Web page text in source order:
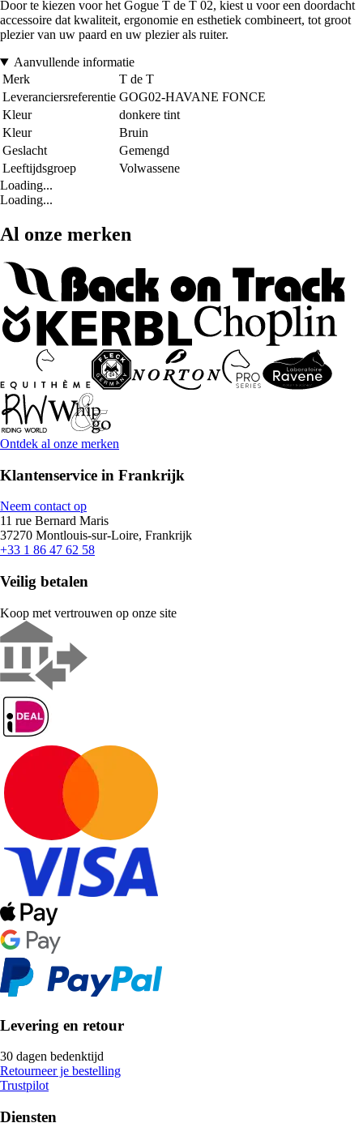
Door te kiezen voor het Gogue T de T 02, kiest u voor een doordacht
accessoire dat kwaliteit, ergonomie en esthetiek combineert, tot groot
plezier van uw paard en uw plezier als ruiter.
Aanvullende informatie
Merk
T de T
Leveranciersreferentie GOG02-HAVANE FONCE
Kleur
donkere tint
Kleur
Bruin
Geslacht
Gemengd
Leeftijdsgroep
Volwassene
Loading...
Loading...
Al onze merken
Ontdek al onze merken
Klantenservice in Frankrijk
Neem contact op
11 rue Bernard Maris
37270 Montlouis-sur-Loire, Frankrijk
+33 1 86 47 62 58
Veilig betalen
Koop met vertrouwen op onze site
Levering en retour
30 dagen bedenktijd
Retourneer je bestelling
Trustpilot
Diensten